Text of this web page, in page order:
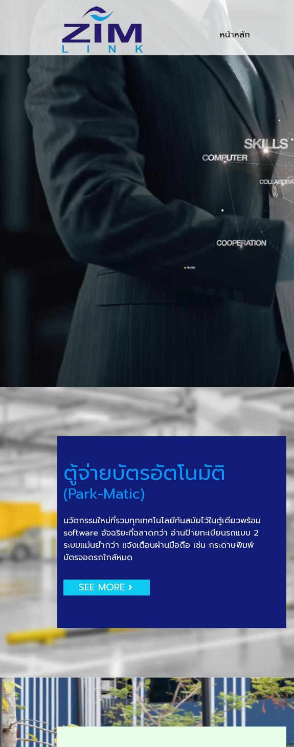
หน้าหลัก
ตู้จ่ายบัตรอัตโนมัติ
(Park-Matic)
นวัตกรรมใหม่ที่รวมทุกเทคโนโลยีทันสมัยไว้ในตู้เดียวพร้อม
software อัจฉริยะที่ฉลาดกว่า อ่านป้ายทะเบียนรถแบบ 2
ระบบแม่นยำกว่า แจ้งเตือนผ่านมือถือ เช่น กระดาษพิมพ์
บัตรจอดรถใกล้หมด
SEE MORE